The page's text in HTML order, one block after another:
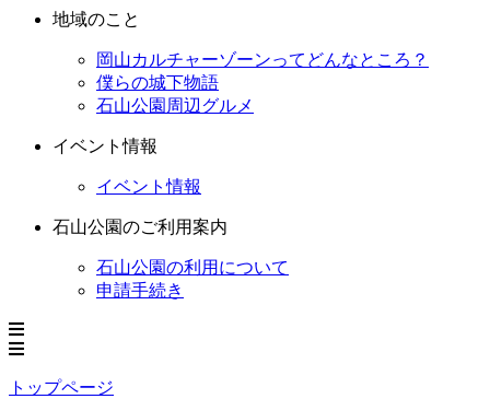
地域のこと
岡山カルチャーゾーンってどんなところ？
僕らの城下物語
石山公園周辺グルメ
イベント情報
イベント情報
石山公園のご利用案内
石山公園の利用について
申請手続き
トップページ